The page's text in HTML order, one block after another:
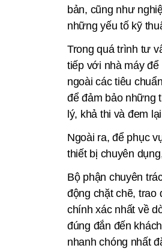
bản, cũng như
những yếu tố kỹ
Trong quá trình tư
tiếp với nhà máy
ngoài các tiêu
để đảm bảo những
lý, khả thi và đem
Ngoài ra, để phục
thiết bị chuyên
Bộ phận chuyên
động chặt chẽ, trao
chính xác nhất về
đúng đắn đến
nhanh chóng nhất